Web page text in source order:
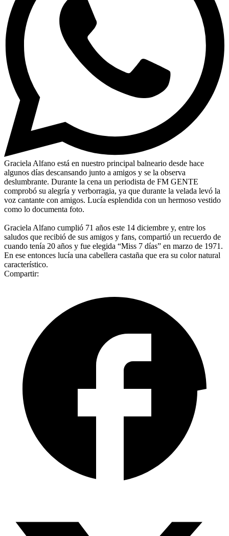
Graciela Alfano está en nuestro principal balneario desde hace
algunos días descansando junto a amigos y se la observa
deslumbrante. Durante la cena un periodista de FM GENTE
comprobó su alegría y verborragia, ya que durante la velada levó la
voz cantante con amigos. Lucía esplendida con un hermoso vestido
como lo documenta foto.
Graciela Alfano cumplió 71 años este 14 diciembre y, entre los
saludos que recibió de sus amigos y fans, compartió un recuerdo de
cuando tenía 20 años y fue elegida “Miss 7 días” en marzo de 1971.
En ese entonces lucía una cabellera castaña que era su color natural
característico.
Compartir: